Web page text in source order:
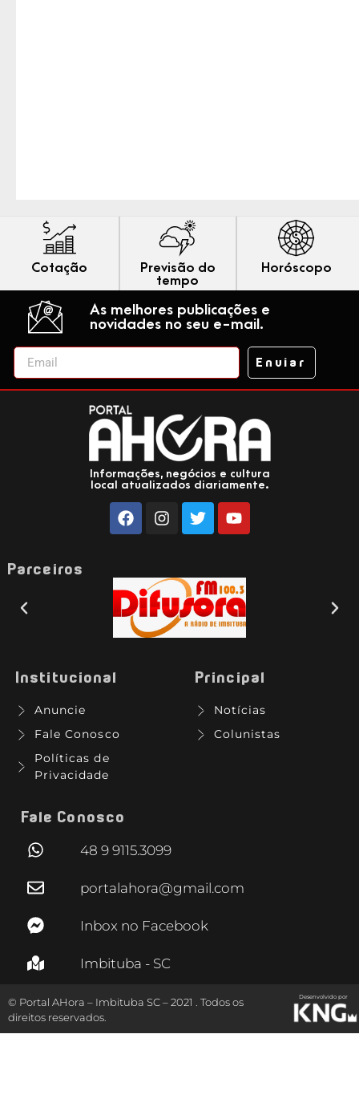
Cotação
Previsão do
tempo
Horóscopo
As melhores publicações e
novidades no seu e-mail.
Enviar
Informações, negócios e cultura
local atualizados diariamente.
Parceiros
Institucional
Anuncie
Fale Conosco
Políticas de
Privacidade
Principal
Notícias
Colunistas
Fale Conosco
48 9 9115.3099
portalahora@gmail.com
Inbox no Facebook
Imbituba - SC
© Portal AHora – Imbituba SC – 2021 . Todos os
direitos reservados.
Desenvolvido por